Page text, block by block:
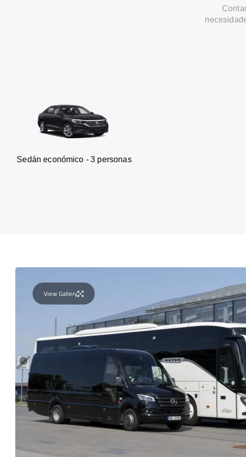
- 3 personas Furgoneta -
View Gallery